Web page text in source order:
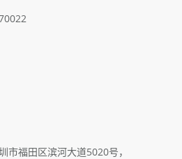
市福田区滨河大道5020号，